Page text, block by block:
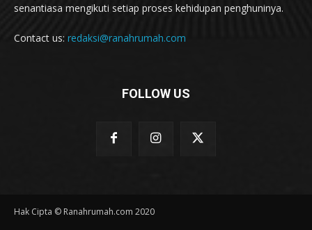
senantiasa mengikuti setiap proses kehidupan penghuninya.
Contact us: redaksi@ranahrumah.com
FOLLOW US
Hak Cipta © Ranahrumah.com 2020